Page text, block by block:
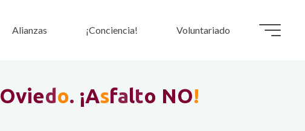
Alianzas ¡Conciencia! Voluntariado
Oviedo. ¡Asfalto NO!